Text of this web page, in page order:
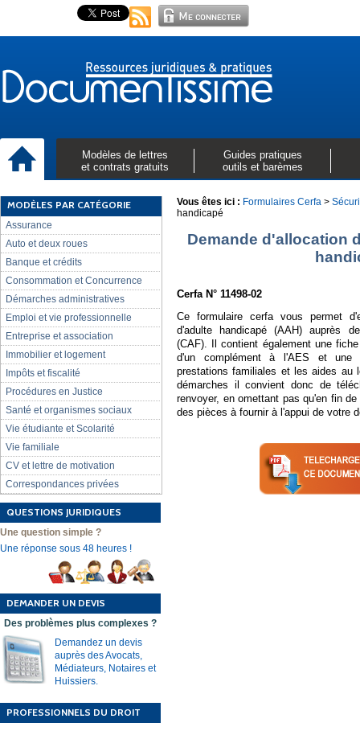
Modèles de lettres
et contrats gratuits
Guides pratiques
outils et barèmes
MODÈLES PAR CATÉGORIE
Assurance
Auto et deux roues
Banque et crédits
Consommation et Concurrence
Démarches administratives
Emploi et vie professionnelle
Entreprise et association
Immobilier et logement
Impôts et fiscalité
Procédures en Justice
Santé et organismes sociaux
Vie étudiante et Scolarité
Vie familiale
CV et lettre de motivation
Correspondances privées
QUESTIONS JURIDIQUES
Une question simple ?
Une réponse sous 48 heures !
DEMANDER UN DEVIS
Des problèmes plus complexes ?
Demandez un devis
auprès des Avocats,
Médiateurs, Notaires et
Huissiers.
PROFESSIONNELS DU DROIT
Vous êtes ici : Formulaires Cerfa >
handicapé
Demande d'allocation
Cerfa N° 11498-02
Ce formulaire cerfa vous permet
d'adulte handicapé (AAH) auprès
(CAF). Il contient également une
d'un complément à l'AES et une
prestations familiales et les aides au
démarches il convient donc de
renvoyer, en omettant pas qu'en fin
des pièces à fournir à l'appui de votre